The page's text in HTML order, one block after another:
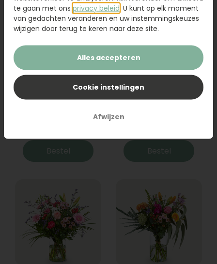
Boeket Raya
Bestel
Sanseveria
Bestel
te gaan met ons privacy beleid . U kunt op elk moment
van gedachten veranderen en uw instemmingskeuzes
wijzigen door terug te keren naar deze site.
Alles accepteren
Cookie instellingen
Afwijzen